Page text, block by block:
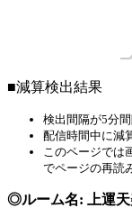
■減算検出結果
検出間隔が5分
配信時間中に減
このページでは
でページの再読
◎ルーム名: 上運天